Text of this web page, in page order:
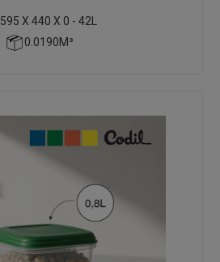
595 X 440 X 0 - 42L
0.0190M³